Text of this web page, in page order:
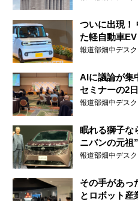
ついに出現！
た軽自動車EV
報道部畑中デスク
AIに議論が集
セミナーの2
報道部畑中デスク
眠れる獅子な
ニバンの元祖
報道部畑中デスク
その手があっ
とロボット産